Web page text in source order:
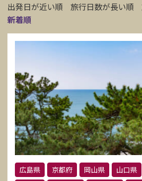
出発日が近い順
旅行日数が長い順
新着順
広島県 京都府 岡山県 山口県